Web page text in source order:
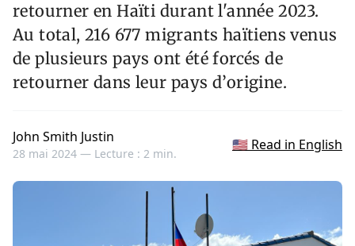
retourner en Haïti durant l'année 2023.
Au total, 216 677 migrants haïtiens venus
de plusieurs pays ont été forcés de
retourner dans leur pays d’origine.
John Smith Justin
28 mai 2024 — Lecture : 2 min.
🇺🇸 Read in English